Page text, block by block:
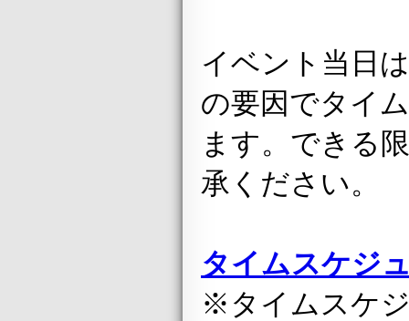
イベント当日
の要因でタイ
ます。できる
承ください。
タイムスケジ
※タイムスケ